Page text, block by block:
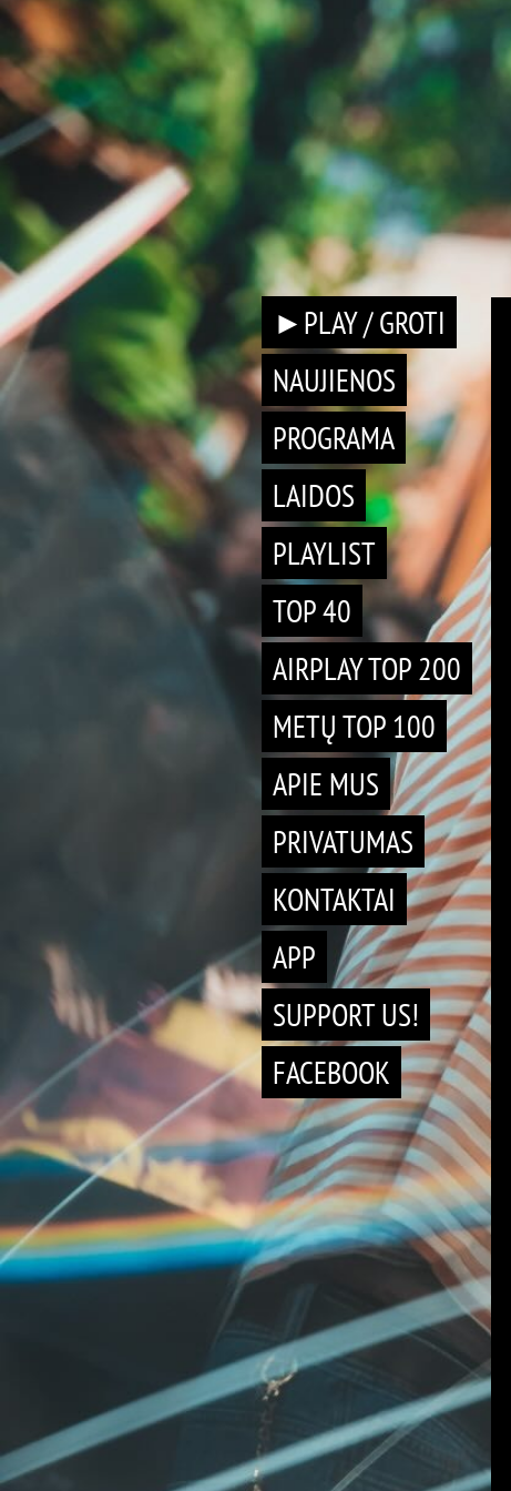
►PLAY / GROTI
NAUJIENOS
PROGRAMA
LAIDOS
PLAYLIST
TOP 40
AIRPLAY TOP 200
METŲ TOP 100
APIE MUS
PRIVATUMAS
KONTAKTAI
APP
SUPPORT US!
FACEBOOK